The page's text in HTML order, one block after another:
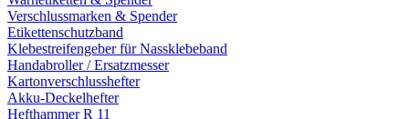
Verschlussmarken & Spender
Etikettenschutzband
Klebestreifengeber für Nassklebeband
Handabroller / Ersatzmesser
Kartonverschlusshefter
Akku-Deckelhefter
Hefthammer R 11